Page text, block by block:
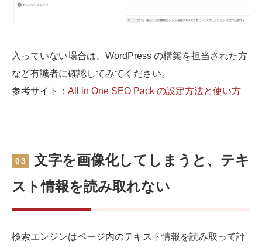
入っていない場合は、WordPress の構築を担当された方
など有識者に確認してみてください。
参考サイト： All in One SEO Pack の設定方法と使い方
03
文字を画像化してしまうと、テキ
スト情報を読み取れない
検索エンジンはページ内のテキスト情報を読み取って評